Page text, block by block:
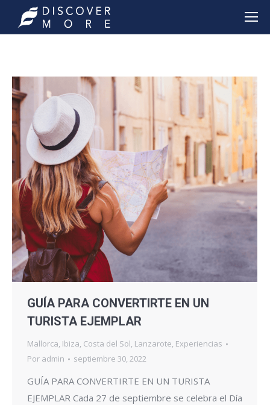
GUÍA PARA CONVERTIRTE EN UN
TURISTA EJEMPLAR
Mallorca, Ibiza, Costa del Sol, Lanzarote, Experiencias
Por admin septiembre 30, 2022
GUÍA PARA CONVERTIRTE EN UN TURISTA
EJEMPLAR Cada 27 de septiembre se celebra el Día